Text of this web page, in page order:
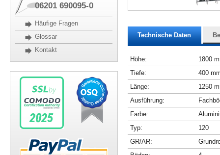
06201 690095-0
Häufige Fragen
Glossar
Kontakt
Technische Daten
Höhe:
1800
Tiefe:
400
Länge:
1250
Ausführung:
Farbe:
Typ:
120
GR/AR: